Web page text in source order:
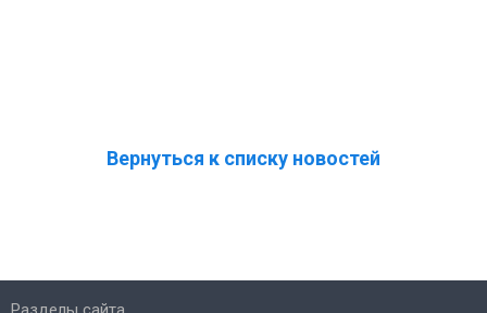
Вернуться к списку новостей